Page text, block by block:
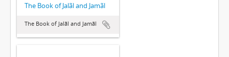
The Book of Jalãl and Jamãl
The Book of Jalãl and Jamãl